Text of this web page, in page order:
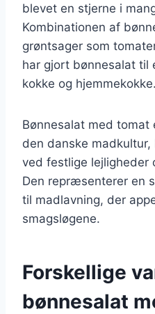
blevet en stjerne i
Kombinationen af
grøntsager som
har gjort bønnesalat til
kokke og hjemmekokke.
Bønnesalat med
den danske
ved festlige lejligheder
Den repræsenterer en
til madlavning, der
smagsløgene.
Forskellige
bønnesalat